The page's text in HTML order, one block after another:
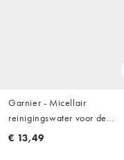
Garnier - Micellair
reinigingswater voor de
gevoelige huid 400ml
€ 13,49